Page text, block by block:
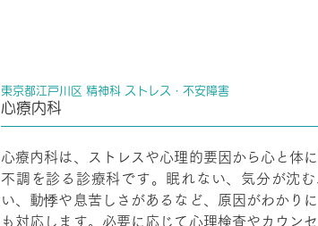
東京都江戸川区 精神科 ストレス・不安障害
心療内科
心療内科は、ストレスや心理的要因から心と体
不調を診る診療科です。眠れない、気分が沈
い、動悸や息苦しさがあるなど、原因がわかり
も対応します。必要に応じて心理検査やカウン